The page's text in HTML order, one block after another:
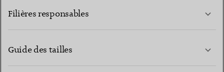
Filières responsables
Guide des tailles